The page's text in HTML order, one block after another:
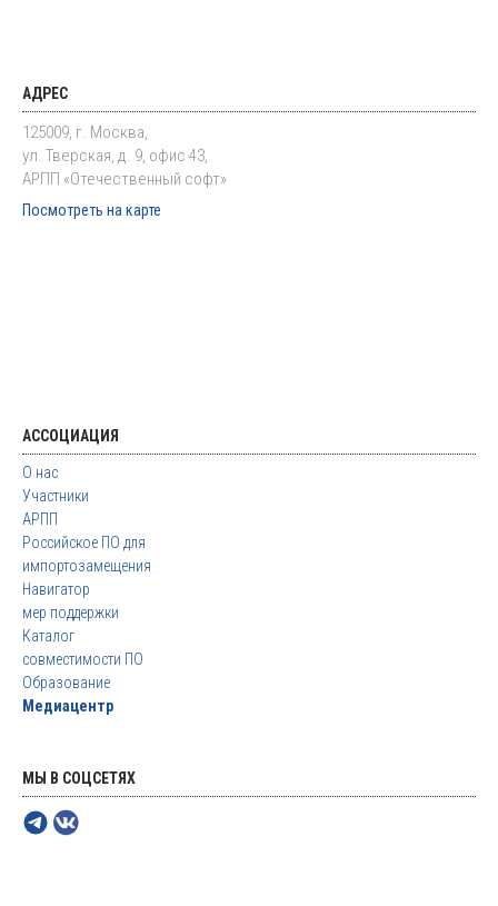
АДРЕС
125009, г. Москва,
ул. Тверская, д. 9, офис 43,
АРПП «Отечественный софт»
Посмотреть на карте
АССОЦИАЦИЯ
О нас
Участники
АРПП
Российское ПО для
импортозамещения
Навигатор
мер поддержки
Каталог
совместимости ПО
Образование
Медиацентр
МЫ В СОЦСЕТЯХ